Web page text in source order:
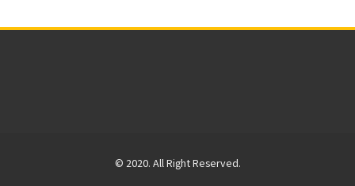
© 2020. All Right Reserved.